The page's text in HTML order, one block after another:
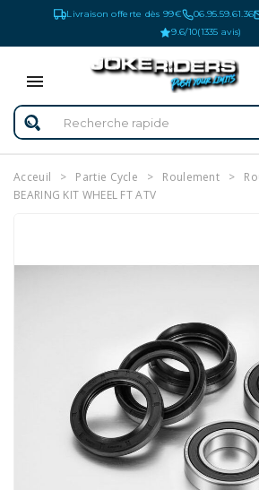
Livraison offerte dès 99€ 06.95.59.61.36
9.6/10(1335 avis)
Acceuil Partie Cycle Roulement
BEARING KIT WHEEL FT ATV